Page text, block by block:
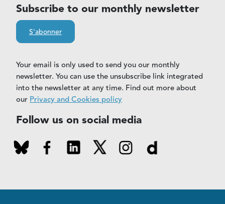
Subscribe to our monthly newsletter
S'abonner
Your email is only used to send you our monthly
newsletter. You can use the unsubscribe link integrated
into the newsletter at any time. Find out more about
our Privacy and Cookies policy
Follow us on social media